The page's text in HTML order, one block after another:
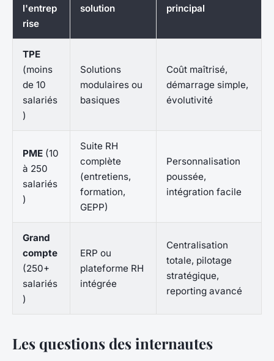
l'entrep
rise
solution
principal
TPE
(moins
de 10
salariés
)
Solutions
modulaires ou
basiques
Coût maîtrisé,
démarrage simple,
évolutivité
PME (10
à 250
salariés
)
Suite RH
complète
(entretiens,
formation,
GEPP)
Personnalisation
poussée,
intégration facile
Grand
compte
(250+
salariés
)
ERP ou
plateforme RH
intégrée
Centralisation
totale, pilotage
stratégique,
reporting avancé
Les questions des internautes